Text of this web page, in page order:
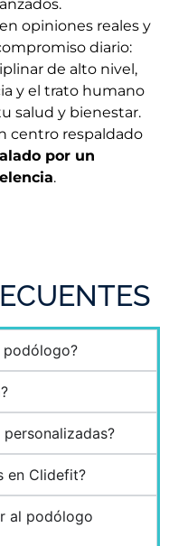
opiniones reales y
diario:
de alto nivel,
y el trato humano
salud y bienestar.
centro respaldado
por un
.
podólogo?
en Clidefit?
al podólogo